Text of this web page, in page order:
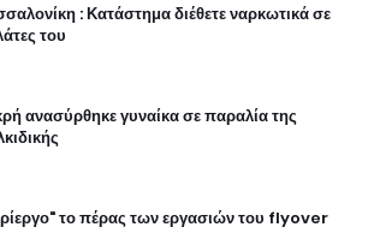
: Κατάστημα διέθετε ναρκωτικά σε
του
ανασύρθηκε γυναίκα σε παραλία της
το πέρας των εργασιών του flyover